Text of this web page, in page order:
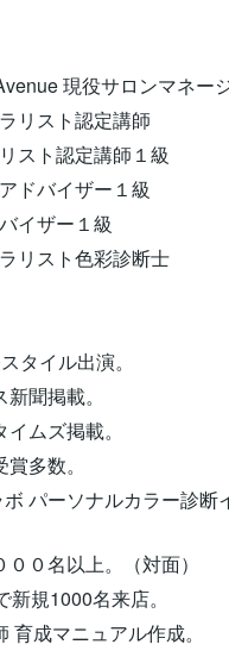
現役サロンマネー
リスト認定講師
スト認定講師１級
ドバイザー１級
イザー１級
リスト色彩診断士
タイル出演。
聞掲載。
ムズ掲載。
多数。
パーソナルカラー診断
０名以上。（対面）
規1000名来店。
育成マニュアル作成。